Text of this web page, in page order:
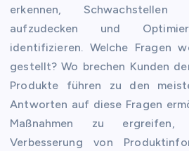
erkennen, Schwachstellen
aufzudecken und
identifizieren. Welche Fragen
gestellt? Wo brechen Kunden
Produkte führen zu den
Antworten auf diese Fragen
Maßnahmen zu ergreifen,
Verbesserung von